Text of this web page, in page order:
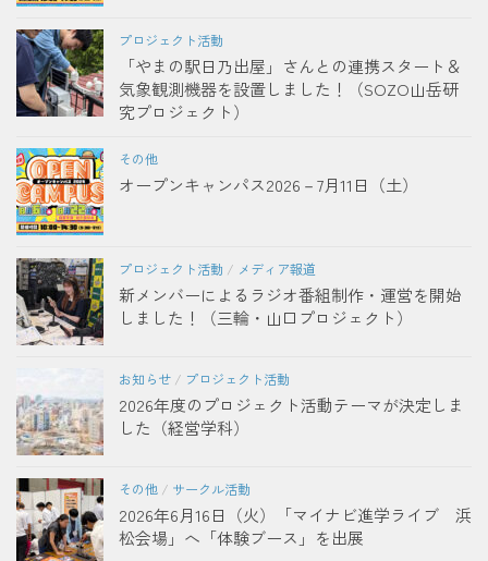
プロジェクト活動
「やまの駅日乃出屋」さんとの連携スタート＆
気象観測機器を設置しました！（SOZO山岳研
究プロジェクト）
その他
オープンキャンパス2026－7月11日（土）
プロジェクト活動 / メディア報道
新メンバーによるラジオ番組制作・運営を開始
しました！（三輪・山口プロジェクト）
お知らせ / プロジェクト活動
2026年度のプロジェクト活動テーマが決定しま
した（経営学科）
その他 / サークル活動
2026年6月16日（火）「マイナビ進学ライブ 浜
松会場」へ「体験ブース」を出展